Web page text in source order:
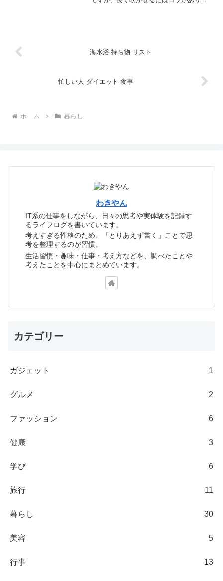
海水浴 持ち物 リスト
忙しい人 ダイエット 食事
ホーム 暮らし
わきやん
IT系の仕事をしながら、日々の思考や実体験を記録す
るライフログを書いています。
考えすぎる性格のため、「とりあえず書く」ことで思
考を整理するのが習慣。
生活習慣・趣味・仕事・考え方などを、調べたことや
考えたことを中心にまとめています。
カテゴリー
ガジェット 1
グルメ 2
ファッション 6
健康 3
学び 6
旅行 11
暮らし 30
美容 5
行事 13